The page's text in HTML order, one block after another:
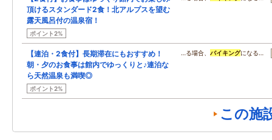
頂けるスタンダード2食！北アルプスを望む
露天風呂付の温泉宿！
ポイント2%
【連泊・2食付】長期滞在にもおすすめ！
朝・夕のお食事は館内でゆっくりと♪連泊な
ら天然温泉も満喫◎
ポイント2%
…る場合、 バイキングになる…
この施